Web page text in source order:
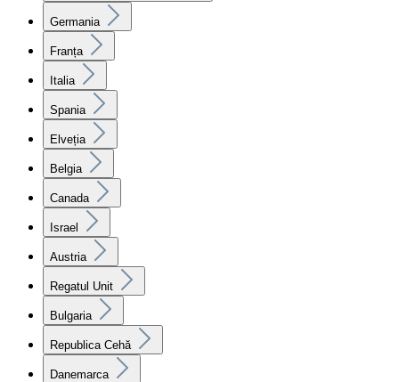
Germania
Franța
Italia
Spania
Elveția
Belgia
Canada
Israel
Austria
Regatul Unit
Bulgaria
Republica Cehă
Danemarca